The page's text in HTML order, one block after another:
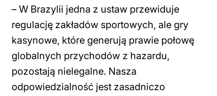
– W Brazylii jedna z ustaw przewiduje
regulację zakładów sportowych, ale gry
kasynowe, które generują prawie połowę
globalnych przychodów z hazardu,
pozostają nielegalne. Nasza
odpowiedzialność jest zasadniczo